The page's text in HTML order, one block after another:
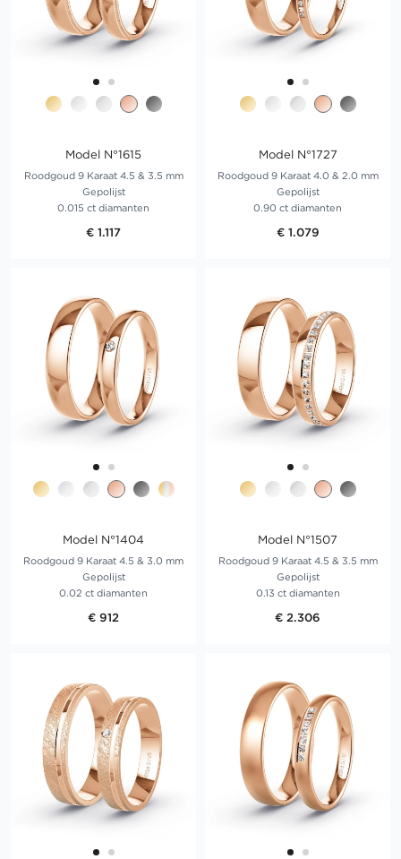
Model N°1615
Roodgoud 9 Karaat 4.5 & 3.5 mm
Gepolijst
0.015 ct diamanten
€ 1.117
Model N°1727
Roodgoud 9 Karaat 4.0 & 2.0 mm
Gepolijst
0.90 ct diamanten
€ 1.079
Model N°1404
Roodgoud 9 Karaat 4.5 & 3.0 mm
Gepolijst
0.02 ct diamanten
€ 912
Model N°1507
Roodgoud 9 Karaat 4.5 & 3.5 mm
Gepolijst
0.13 ct diamanten
€ 2.306